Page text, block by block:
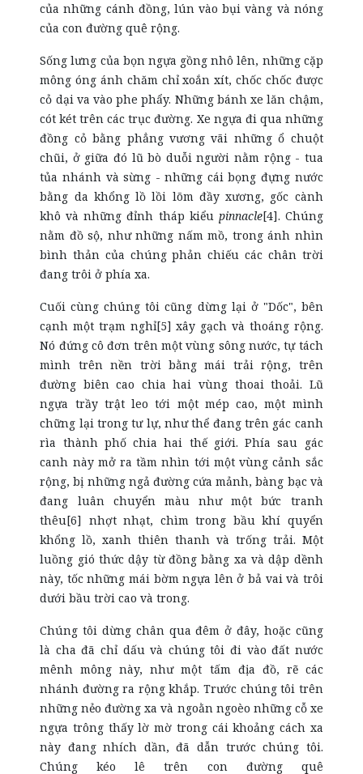
của những cánh đồng, lún vào bụi vàng và nóng
của con đường quê rộng.
Sống lưng của bọn ngựa gồng nhô lên, những cặp
mông óng ánh chăm chỉ xoắn xít, chốc chốc được
cỏ dại va vào phe phẩy. Những bánh xe lăn chậm,
cót két trên các trục đường. Xe ngựa đi qua những
đồng cỏ bằng phẳng vương vãi những ổ chuột
chũi, ở giữa đó lũ bò duỗi người nằm rộng - tua
tủa nhánh và sừng - những cái bọng đựng nước
bằng da khổng lồ lồi lõm đầy xương, gốc cành
khô và những đỉnh tháp kiểu pinnacle[4]. Chúng
nằm đồ sộ, như những nấm mồ, trong ánh nhìn
bình thản của chúng phản chiếu các chân trời
đang trôi ở phía xa.
Cuối cùng chúng tôi cũng dừng lại ở "Dốc", bên
cạnh một trạm nghỉ[5] xây gạch và thoáng rộng.
Nó đứng cô đơn trên một vùng sông nước, tự tách
mình trên nền trời bằng mái trải rộng, trên
đường biên cao chia hai vùng thoai thoải. Lũ
ngựa trầy trật leo tới một mép cao, một mình
chững lại trong tư lự, như thể đang trên gác canh
rìa thành phố chia hai thế giới. Phía sau gác
canh này mở ra tầm nhìn tới một vùng cảnh sắc
rộng, bị những ngả đường cứa mảnh, bàng bạc và
đang luân chuyển màu như một bức tranh
thêu[6] nhợt nhạt, chìm trong bầu khí quyển
khổng lồ, xanh thiên thanh và trống trải. Một
luồng gió thức dậy từ đồng bằng xa và dập dềnh
này, tốc những mái bờm ngựa lên ở bả vai và trôi
dưới bầu trời cao và trong.
Chúng tôi dừng chân qua đêm ở đây, hoặc cũng
là cha đã chỉ dấu và chúng tôi đi vào đất nước
mênh mông này, như một tấm địa đồ, rẽ các
nhánh đường ra rộng khắp. Trước chúng tôi trên
những nẻo đường xa và ngoằn ngoèo những cỗ xe
ngựa trông thấy lờ mờ trong cái khoảng cách xa
này đang nhích dần, đã dẫn trước chúng tôi.
Chúng kéo lê trên con đường quê